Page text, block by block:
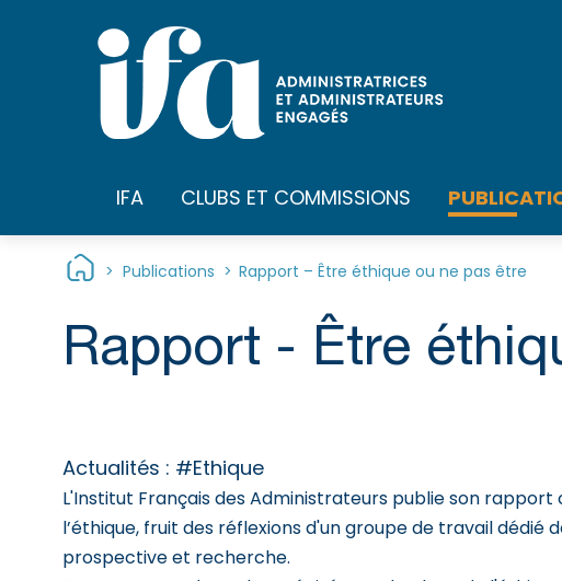
IFA CLUBS ET COMMISSIONS
> Publications > Rapport – Être éthique ou ne pas être
Rapport - Être
Actualités : #Ethique
L'Institut Français des Administrateurs publie son rapport
l’éthique, fruit des réflexions d'un groupe de travail dédié
prospective et recherche.